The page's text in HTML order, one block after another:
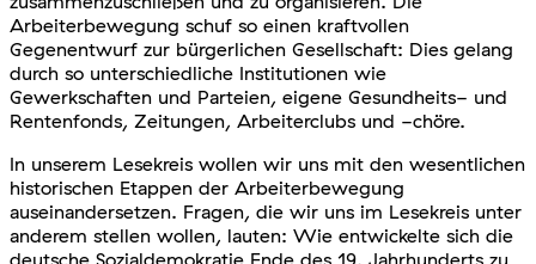
Arbeiterbewegung schuf so einen kraftvollen
Gegenentwurf zur bürgerlichen Gesellschaft: Dies gelang
durch so unterschiedliche Institutionen wie
Gewerkschaften und Parteien, eigene Gesundheits- und
Rentenfonds, Zeitungen, Arbeiterclubs und -chöre.
In unserem Lesekreis wollen wir uns mit den wesentlichen
historischen Etappen der Arbeiterbewegung
auseinandersetzen. Fragen, die wir uns im Lesekreis unter
anderem stellen wollen, lauten: Wie entwickelte sich die